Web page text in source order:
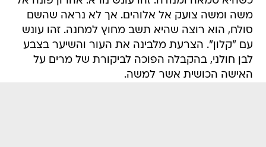
משה ומשה צועק אל אלוהים. אך לא נראה שהשם
סולח, הוא רוצה שהיא תשב מחוץ למחנה. זהו עונש
עם "קלון". הצרעת מלבינה את העור והשיער בצבע
לבן חולני, בהקבלה הפוכה לביקורת של מרים על
האישה הכושית אשר למשה.